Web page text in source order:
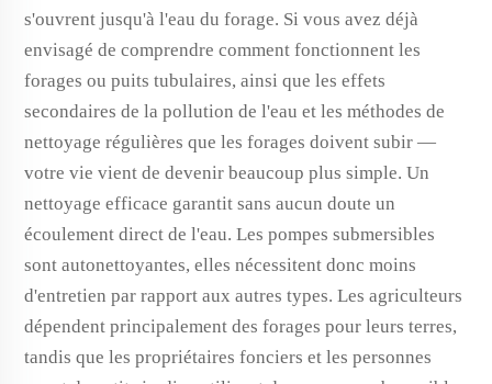
s'ouvrent jusqu'à l'eau du forage. Si vous avez déjà
envisagé de comprendre comment fonctionnent les
forages ou puits tubulaires, ainsi que les effets
secondaires de la pollution de l'eau et les méthodes de
nettoyage régulières que les forages doivent subir —
votre vie vient de devenir beaucoup plus simple. Un
nettoyage efficace garantit sans aucun doute un
écoulement direct de l'eau. Les pompes submersibles
sont autonettoyantes, elles nécessitent donc moins
d'entretien par rapport aux autres types. Les agriculteurs
dépendent principalement des forages pour leurs terres,
tandis que les propriétaires fonciers et les personnes